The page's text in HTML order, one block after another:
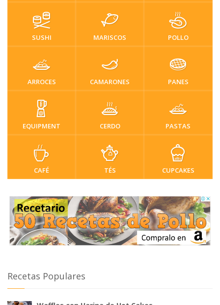
SUSHI MARISCOS POLLO
ARROCES CAMARONES PANES
EQUIPMENT CERDO PASTAS
CAFÉ TÉS CUPCAKES
Recetas Populares